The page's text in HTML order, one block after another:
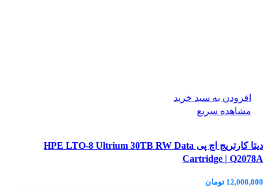
افزودن به سبد خرید
مشاهده سریع
دیتا کارتریج اچ پی HPE LTO‑8 Ultrium 30TB RW Data
Cartridge | Q2078A
12,000,000 تومان